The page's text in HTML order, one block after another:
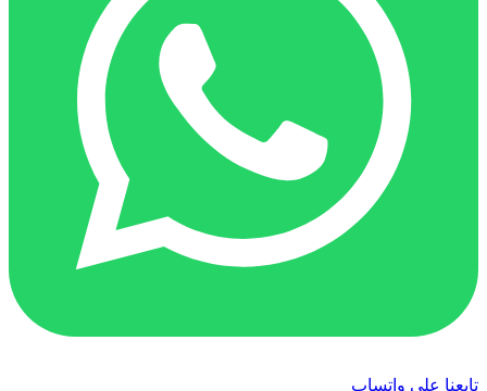
تابعنا على واتساب